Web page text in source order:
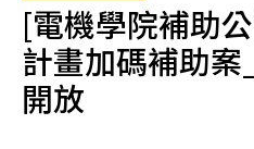
[電機學院補助
計畫加碼補助
開放